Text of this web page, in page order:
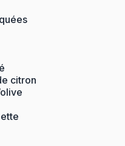
citron